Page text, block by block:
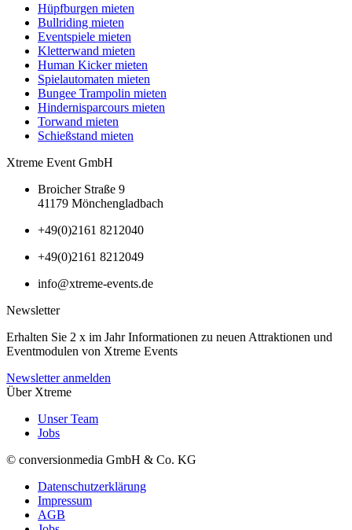
Hüpfburgen mieten
Bullriding mieten
Eventspiele mieten
Kletterwand mieten
Human Kicker mieten
Spielautomaten mieten
Bungee Trampolin mieten
Hindernisparcours mieten
Torwand mieten
Schießstand mieten
Xtreme Event GmbH
Broicher Straße 9
41179 Mönchengladbach
+49(0)2161 8212040
+49(0)2161 8212049
info@xtreme-events.de
Newsletter
Erhalten Sie 2 x im Jahr Informationen zu neuen Attraktionen und
Eventmodulen von Xtreme Events
Newsletter anmelden
Über Xtreme
Unser Team
Jobs
© conversionmedia GmbH & Co. KG
Datenschutzerklärung
Impressum
AGB